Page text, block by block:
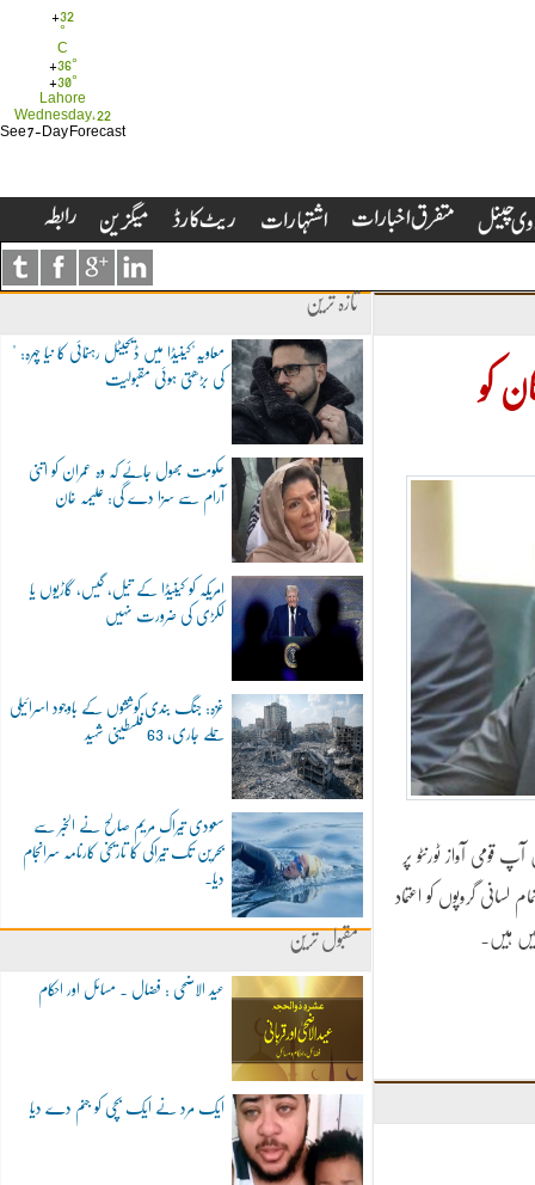
+32
°
C
+36°
+30°
Lahore
Wednesday, 22
See 7-Day Forecast
تازہ ترین
"معاویہ"کینیڈا میں ڈیجیٹل رہنمائی کا نیا چہرہ:
کی بڑھتی ہوئی مقبولیت
حکومت بھول جائے کہ وہ عمران کو اتنی
آرام سے سزا دے گی: علیمہ خان
امریکہ کو کینیڈا کے تیل، گیس، گاڑیوں یا
لکڑی کی ضرورت نہیں
غزہ: جنگ بندی کوششوں کے باوجود اسرائیلی
حملے جاری، 63 فلسطینی شہید
سعودی تیراک مریم صالح نے الخبر سے
بحرین تک تیراکی کا تاریخی کارنامہ سرانجام
دیا۔
مقبول ترین
عید الاضحی : فضال ۔ مسائل اور احکام
ایک مرد نے ایک بچی کو جنم دے دیا
آواز ٹورنٹو پر
گروپوں کو اعتماد
ہیں۔